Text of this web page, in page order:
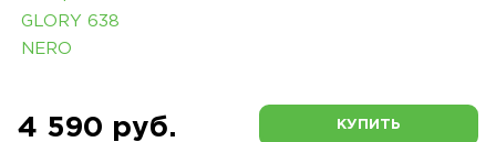
4 590 руб. КУПИТЬ